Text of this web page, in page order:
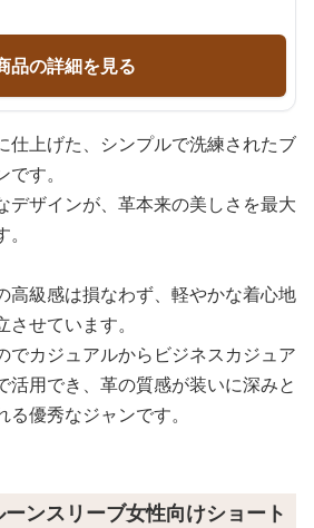
品の詳細を見る
仕上げた、シンプルで洗練されたブ
す。
デザインが、革本来の美しさを最大
高級感は損なわず、軽やかな着心地
せています。
でカジュアルからビジネスカジュア
活用でき、革の質感が装いに深みと
優秀なジャンです。
ンスリーブ女性向けショート